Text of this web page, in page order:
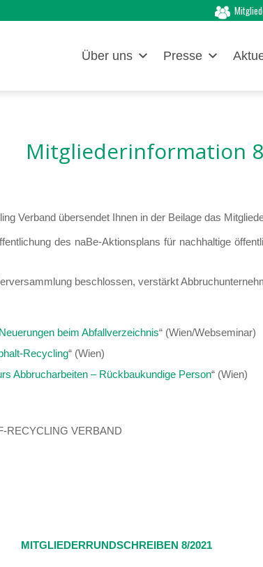
Über uns Presse
Mitgliederinformation
Verband übersendet Ihnen in der Beilage das
des naBe-Aktionsplans für nachhaltige
beschlossen, verstärkt
beim Abfallverzeichnis“ (Wien/Webseminar)
Recycling“ (Wien)
Abbrucharbeiten – Rückbaukundige Person“ (Wien)
RECYCLING VERBAND
MITGLIEDERRUNDSCHREIBEN 8/2021